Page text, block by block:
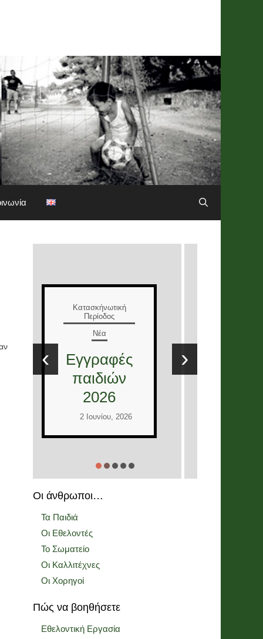
Κατασκήνωτική
Νέα
Έλληνες
και
Διεθνείς
εθελοντές
2026
2 Ιουνίου, 2026
‹ ›
Οι άνθρωποι…
Τα Παιδιά
Οι Εθελοντές
Το Σωματείο
Οι Καλλιτέχνες
Οι Χορηγοί
Πώς να βοηθήσετε
Εθελοντική Εργασία